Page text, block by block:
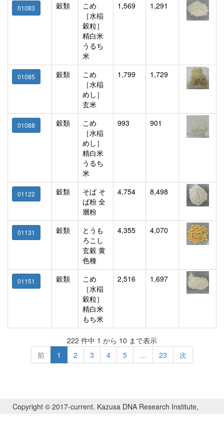
01083 穀類
こめ
［水稲
穀粒］
精白米
うるち
米
1,569 1,291
01085 穀類
こめ
［水稲
めし］
玄米
1,799 1,729
01088 穀類
こめ
［水稲
めし］
精白米
うるち
米
993 901
01122 穀類
そば そ
ば粉 全
層粉
4,754 8,498
01131 穀類
とうも
ろこし
玄穀 黄
色種
4,355 4,070
01151 穀類
こめ
［水稲
穀粒］
精白米
もち米
2,516 1,697
222 件中 1 から 10 まで表示
前
1 2 3 4 5 … 23 次
Copyright © 2017-current. Kazusa DNA Research Institute,